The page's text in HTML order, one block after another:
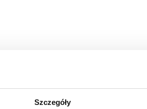
Szczegóły